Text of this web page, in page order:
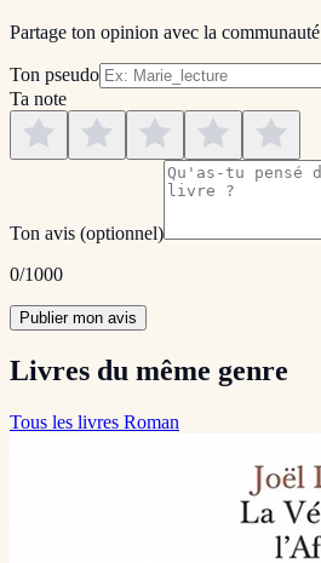
Partage ton opinion avec la communauté
Ton pseudo
Ta note
Ton avis (optionnel)
0/1000
Publier mon avis
Livres du même genre
Tous les livres Roman